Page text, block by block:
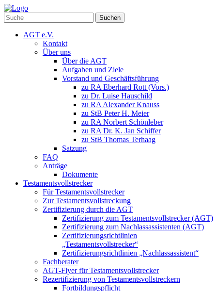
Suchen
AGT e.V.
Kontakt
Über uns
Über die AGT
Aufgaben und Ziele
Vorstand und Geschäftsführung
zu RA Eberhard Rott (Vors.)
zu Dr. Luise Hauschild
zu RA Alexander Knauss
zu StB Peter H. Meier
zu RA Norbert Schönleber
zu RA Dr. K. Jan Schiffer
zu StB Thomas Terhaag
Satzung
FAQ
Anträge
Dokumente
Testamentsvollstrecker
Für Testamentsvollstrecker
Zur Testamentsvollstreckung
Zertifizierung durch die AGT
Zertifizierung zum Testamentsvollstrecker (AGT)
Zertifizierung zum Nachlassassistenten (AGT)
Zertifizierungsrichtlinien
„Testamentsvollstrecker“
Zertifizierungsrichtlinien „Nachlassassistent“
Fachberater
AGT-Flyer für Testamentsvollstrecker
Rezertifizierung von Testamentsvollstreckern
Fortbildungspflicht